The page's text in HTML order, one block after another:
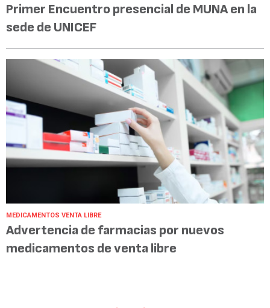
Primer Encuentro presencial de MUNA en la
sede de UNICEF
MEDICAMENTOS VENTA LIBRE
Advertencia de farmacias por nuevos
medicamentos de venta libre